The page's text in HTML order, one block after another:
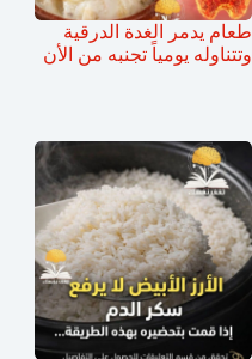
طعام يدمر الغدة الدرقية
وتتناوله يومياً تجنبه من الأن